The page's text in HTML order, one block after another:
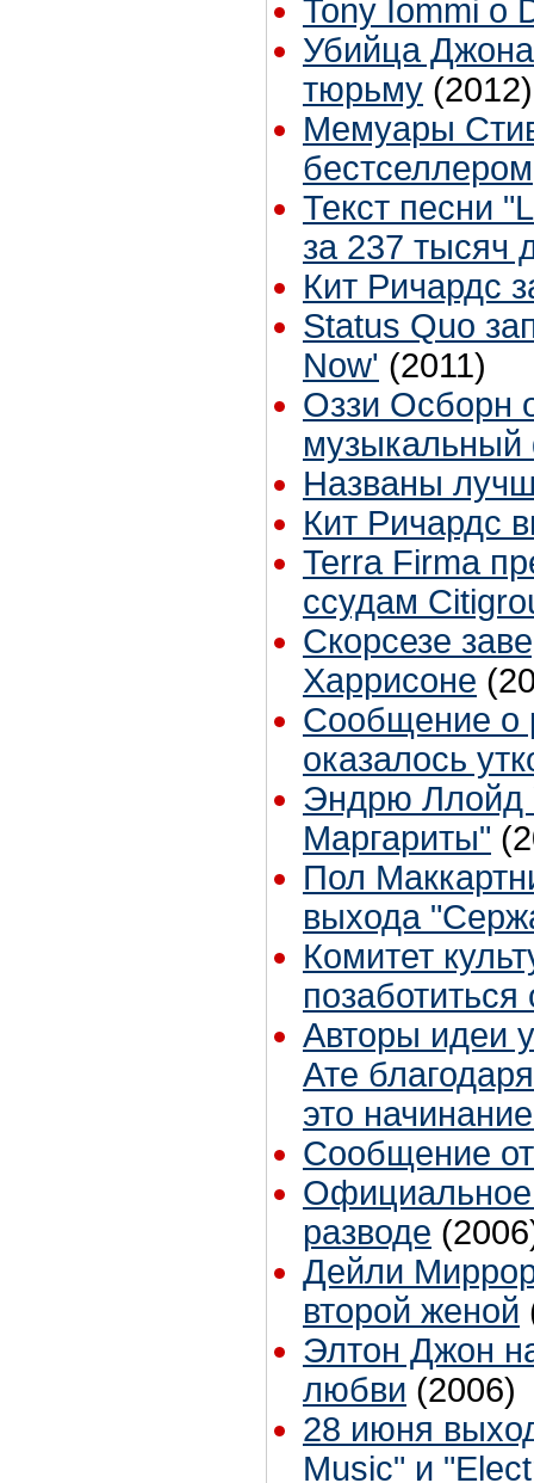
Tony Iommi о
Убийца
тюрьму (2012)
Мемуары
бестселлером
Текст песни
за 237 тысяч
Кит Ричардс
Status Quo
Now' (2011)
Оззи Осборн
музыкальный
Названы
Кит Ричардс
Terra Firma
ссудам
Скорсезе
Харрисоне
Сообщение о
оказалось
Эндрю Ллойд
Маргариты"
Пол
выхода
Комитет
Авторы идеи
Ате
это
Сообщение
Официальное
разводе
Дейли
второй женой
Элтон Джон
любви (2006)
28 июня
Music" и